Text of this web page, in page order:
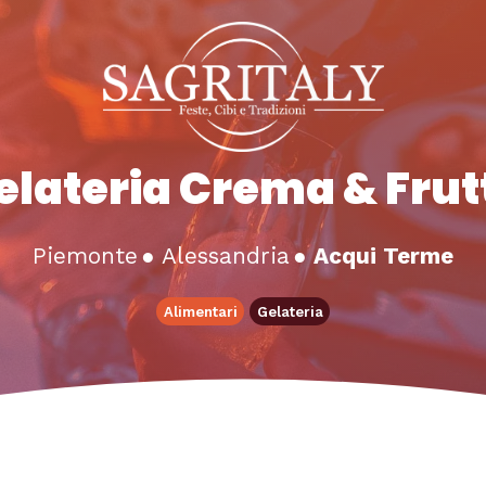
Crema &
Piemonte ● Alessandria●Acqui Terme
Alimentari Gelateria